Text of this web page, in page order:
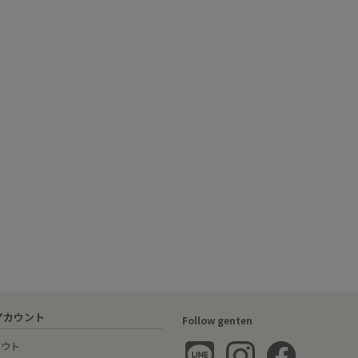
ウント
ト
Follow genten